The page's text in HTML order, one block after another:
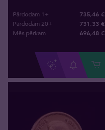
Pārdodam 1+ 735,46 €
Pārdodam 20+ 731,33 €
Mēs pērkam 696,48 €